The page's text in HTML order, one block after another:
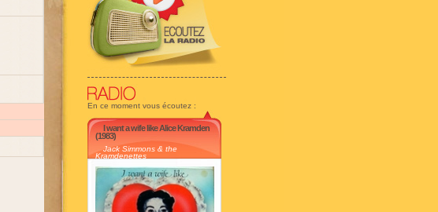
En ce moment vous écoutez :
I want a wife like Alice Kramden
(1983)
Jack Simmons & the
Kramdenettes